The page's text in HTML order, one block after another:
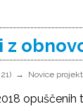
z
Novice